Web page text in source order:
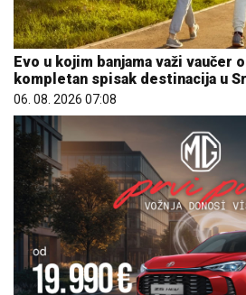
Evo u kojim banjama važi vaučer
kompletan spisak destinacija u
06. 08. 2026 07:08